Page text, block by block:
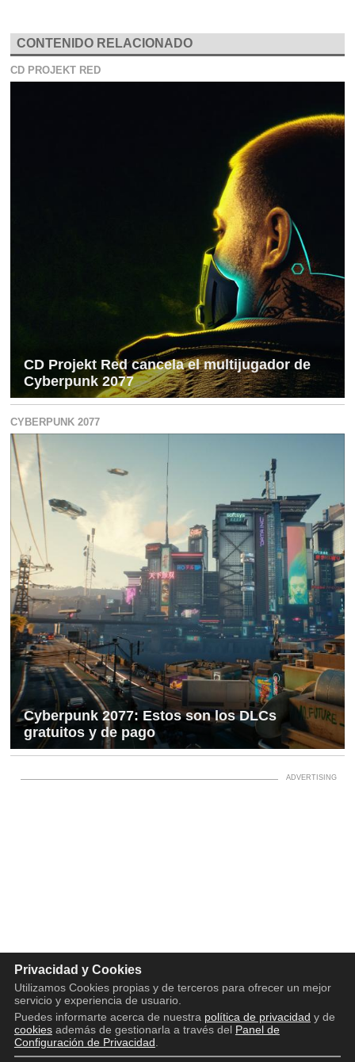
CONTENIDO RELACIONADO
CD PROJEKT RED
CD Projekt Red cancela el multijugador de
Cyberpunk 2077
CYBERPUNK 2077
Cyberpunk 2077: Estos son los DLCs
gratuitos y de pago
Privacidad y Cookies
Utilizamos Cookies propias y de terceros para ofrecer un mejor
servicio y experiencia de usuario.
Puedes informarte acerca de nuestra política de privacidad y de
cookiesademás de gestionarla a través del Panel de
Configuración de Privacidad